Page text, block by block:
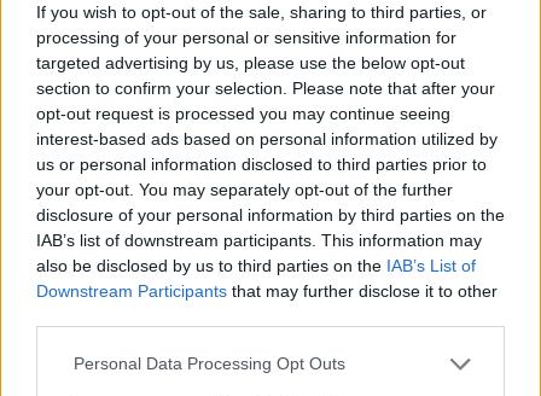
If you wish to opt-out of the sale, sharing to third parties, or
processing of your personal or sensitive information for
targeted advertising by us, please use the below opt-out
section to confirm your selection. Please note that after your
opt-out request is processed you may continue seeing
interest-based ads based on personal information utilized by
us or personal information disclosed to third parties prior to
your opt-out. You may separately opt-out of the further
disclosure of your personal information by third parties on the
IAB’s list of downstream participants. This information may
also be disclosed by us to third parties on the IAB’s List of
Downstream Participants that may further disclose it to other
Please note that this website/app uses one or more Google
Personal Data Processing Opt Outs
Inviaci le tue segnalazioni,
i tuoi video e le tue foto
Su WhatsApp al numero +39
345 356 7512
Ricevi le nostre ultime news
daGoogle News